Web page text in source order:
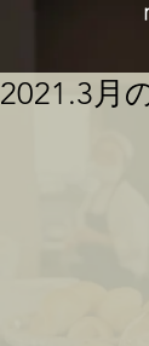
2021.3月